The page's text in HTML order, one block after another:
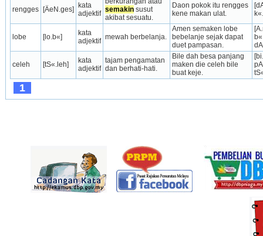
rengges [ÄeN.ges] kata
adjektif semakin susut
akibat sesuatu.
Daon pokok itu rengges
kene makan ulat.
lobe [lo.b«]
kata
adjektif mewah berbelanja.
Amen semaken lobe
bebelanje sejak dapat
duet pampasan.
celeh [tS«.leh]
kata
adjektif
tajam pengamatan
dan berhati-hati.
Bile dah besa panjang
maken die celeh bile
buat keje.
1